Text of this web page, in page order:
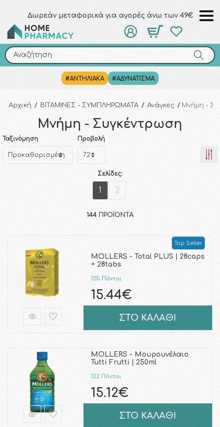
Δωρεάν μεταφορικά για αγορές άνω των 49€
Αναζήτηση
#ΑΝΤΗΛΙΑΚΑ #ΑΔΥΝΑΤΙΣΜΑ
Αναζήτηση
Αρχική / ΒΙΤΑΜΙΝΕΣ - ΣΥΜΠΛΗΡΩΜΑΤΑ / Ανάγκες / Μνήμη -
Μνήμη - Συγκέντρωση
Ταξινόμηση Προβολή
Σελίδες:
1 2
144 ΠΡΟΪΌΝΤΑ
Top Seller
MOLLERS - Total PLUS | 28caps
+ 28tabs
125 Πόντοι
15.44€
ΣΤΟ ΚΑΛΑΘΙ
MOLLERS - Μουρουνέλαιο
Tutti Frutti | 250ml
122 Πόντοι
15.12€
ΣΤΟ ΚΑΛΑΘΙ